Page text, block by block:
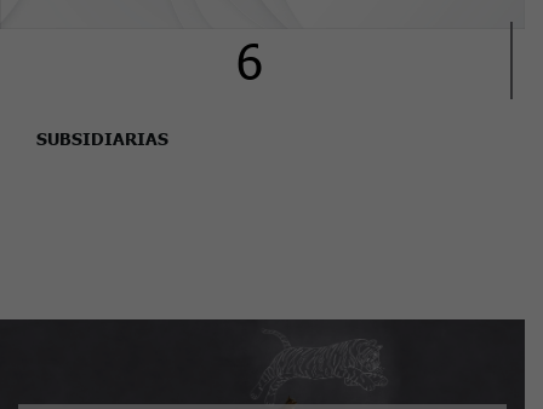
6
SUBSIDIARIAS